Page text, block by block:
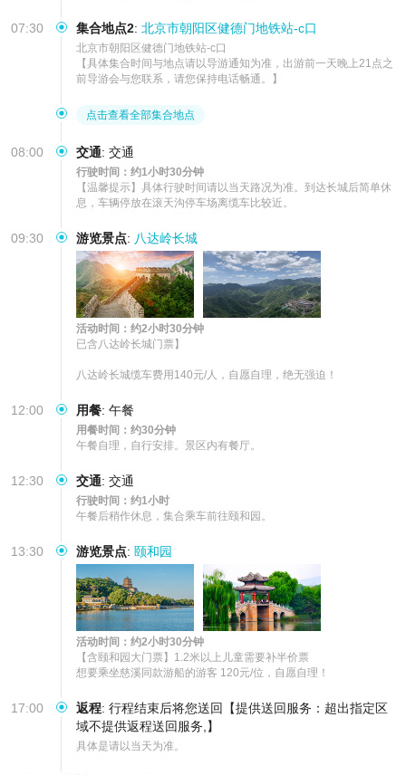
07:30 集合地点2: 北京市朝阳区健德门地铁站-c口
北京市朝阳区健德门地铁站-c口
【具体集合时间与地点请以导游通知为准，出游前一天晚上21点之
前导游会与您联系，请您保持电话畅通。】
点击查看全部集合地点
08:00 交通: 交通
行驶时间：约1小时30分钟
【温馨提示】具体行驶时间请以当天路况为准。到达长城后简单休
息，车辆停放在滚天沟停车场离缆车比较近。
09:30 游览景点: 八达岭长城
活动时间：约2小时30分钟
已含八达岭长城门票】
八达岭长城缆车费用140元/人，自愿自理，绝无强迫！
12:00 用餐: 午餐
用餐时间：约30分钟
午餐自理，自行安排。景区内有餐厅。
12:30 交通: 交通
行驶时间：约1小时
午餐后稍作休息，集合乘车前往颐和园。
13:30 游览景点: 颐和园
活动时间：约2小时30分钟
【含颐和园大门票】1.2米以上儿童需要补半价票
想要乘坐慈溪同款游船的游客 120元/位，自愿自理！
17:00 返程: 行程结束后将您送回【提供送回服务：超出指定区
域不提供返程送回服务,】
具体是请以当天为准。